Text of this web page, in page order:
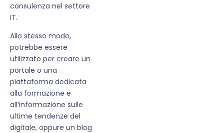
consulenza nel settore
IT.
Allo stesso modo,
potrebbe essere
utilizzato per creare un
portale o una
piattaforma dedicata
alla formazione e
all’informazione sulle
ultime tendenze del
digitale, oppure un blog